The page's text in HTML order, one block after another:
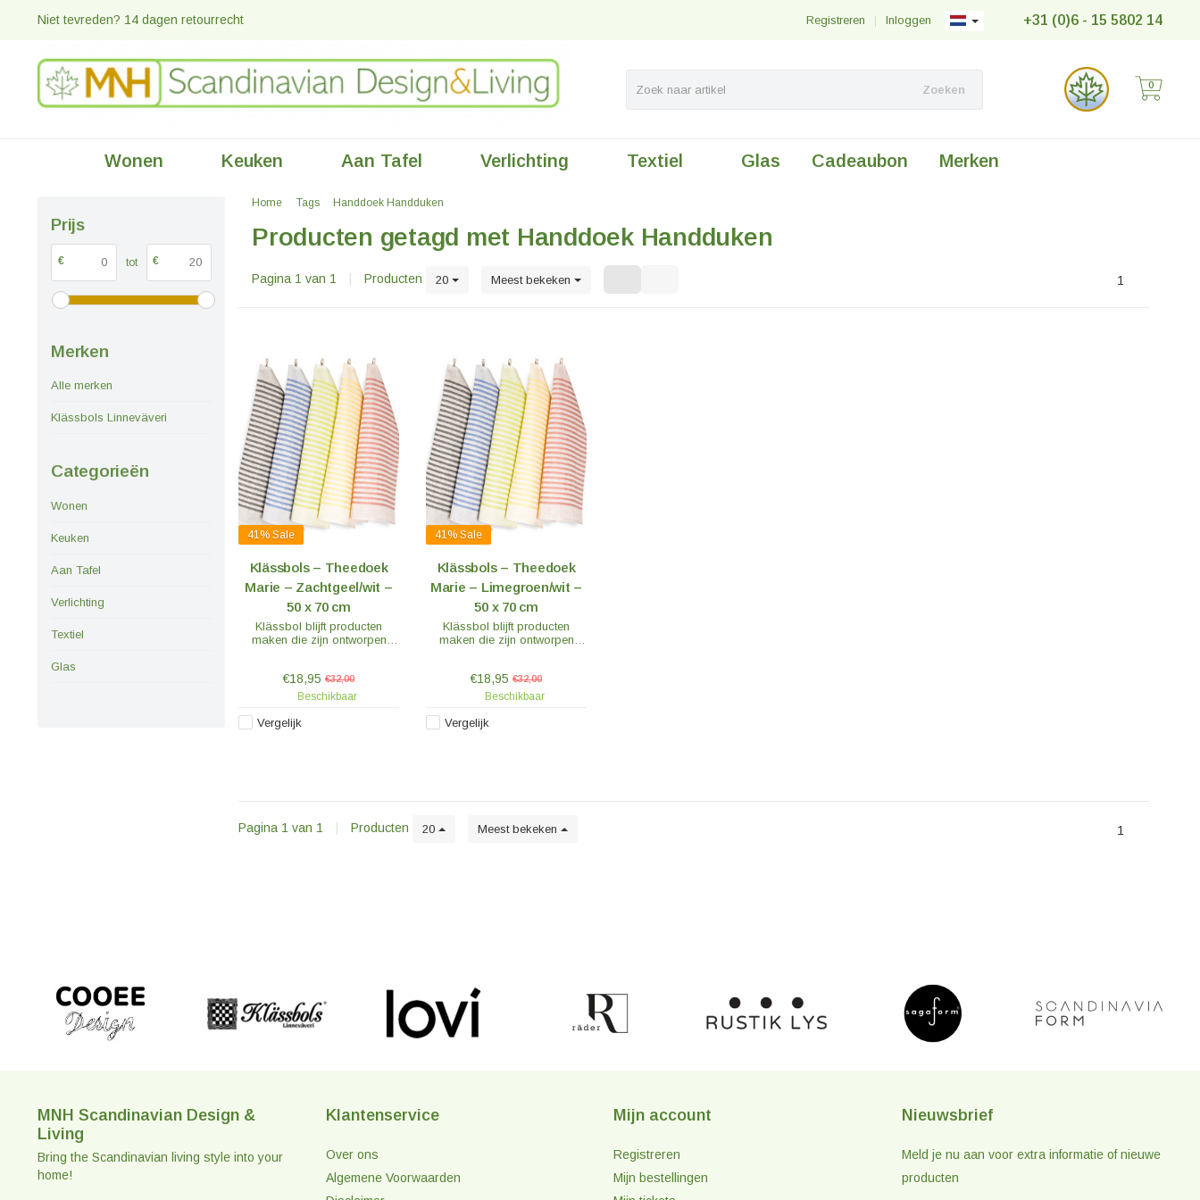
Niet tevreden? 14 dagen retourrecht +31 (0)6 - 15 5802 14
Inloggen
|
Registreren
Zoeken 0
Wonen Keuken Aan Tafel Verlichting Textiel Glas Cadeaubon Merken
Prijs
€ tot €
Merken
Alle merken
Klässbols Linneväveri
Categorieën
Wonen
Keuken
Aan Tafel
Verlichting
Textiel
Glas
Home Tags Handdoek Handduken
Producten getagd met Handdoek Handduken
Pagina 1 van 1 Producten 20 Meest bekeken 1
41% Sale
Klässbols – Theedoek
Marie – Zachtgeel/wit –
50 x 70 cm
Klässbol blijft producten
maken die zijn ontworpen
tafellopers, theedoeken en
servetten.
€18,95 €32,00
Beschikbaar
Vergelijk
41% Sale
Klässbols – Theedoek
Marie – Limegroen/wit –
50 x 70 cm
Klässbol blijft producten
maken die zijn ontworpen
tafellopers, theedoeken en
servetten.
€18,95 €32,00
Beschikbaar
Vergelijk
Pagina 1 van 1 Producten 20 Meest bekeken 1
MNH Scandinavian Design &
Living
Bring the Scandinavian living style into your
home!
Klantenservice
Over ons
Algemene Voorwaarden
Mijn account
Registreren
Mijn bestellingen
Nieuwsbrief
Meld je nu aan voor extra informatie of nieuwe
producten